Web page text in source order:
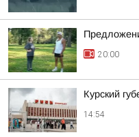
20:00
Курский
14:54